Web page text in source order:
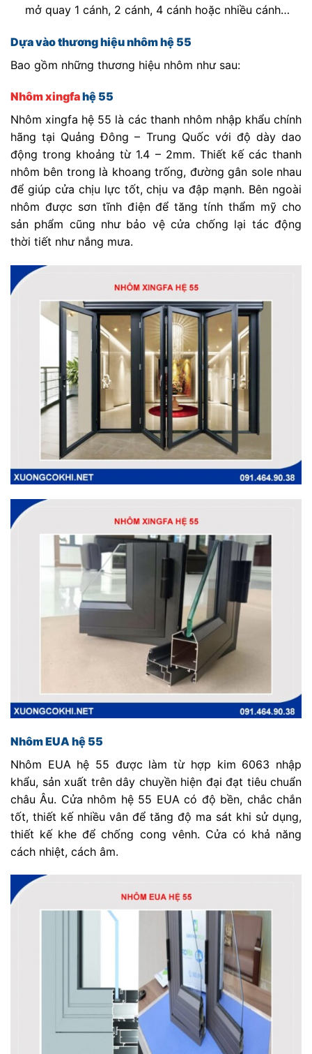
mở quay 1 cánh, 2 cánh, 4 cánh hoặc nhiều cánh…
Dựa vào thương hiệu nhôm hệ 55
Bao gồm những thương hiệu nhôm như sau:
Nhôm xingfahệ 55
Nhôm xingfa hệ 55 là các thanh nhôm nhập khẩu chính
hãng tại Quảng Đông – Trung Quốc với độ dày dao
động trong khoảng từ 1.4 – 2mm. Thiết kế các thanh
nhôm bên trong là khoang trống, đường gân sole nhau
để giúp cửa chịu lực tốt, chịu va đập mạnh. Bên ngoài
nhôm được sơn tĩnh điện để tăng tính thẩm mỹ cho
sản phẩm cũng như bảo vệ cửa chống lại tác động
thời tiết như nắng mưa.
Nhôm EUA hệ 55
Nhôm EUA hệ 55 được làm từ hợp kim 6063 nhập
khẩu, sản xuất trên dây chuyền hiện đại đạt tiêu chuẩn
châu Âu. Cửa nhôm hệ 55 EUA có độ bền, chắc chắn
tốt, thiết kế nhiều vân để tăng độ ma sát khi sử dụng,
thiết kế khe để chống cong vênh. Cửa có khả năng
cách nhiệt, cách âm.